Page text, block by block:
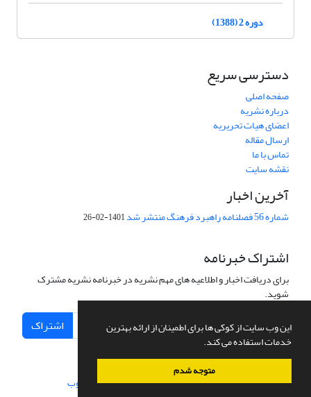
این وب سایت از کوکی ها برای اطمینان از ارائه بهترین
خدمات استفاده می کند.
متوجه شدم
دوره 2 (1388)
دسترسی سریع
صفحه اصلی
درباره نشریه
اعضای هیات تحریریه
ارسال مقاله
تماس با ما
نقشه سایت
آخرین اخبار
شماره 56 فصلنامه راهبرد فرهنگ منتشر شد 1401-02-26
اشتراک خبرنامه
برای دریافت اخبار و اطلاعیه های مهم نشریه در خبرنامه نشریه مشترک
شوید.
اشتراک
سامانه مدیریت نشریات علمی.طراحی و پیاده سازی از سیناوب